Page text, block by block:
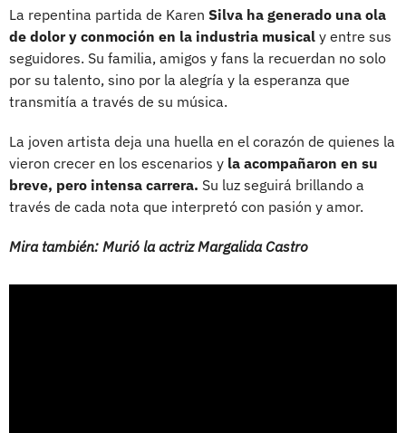
La repentina partida de Karen Silva ha generado una ola
de dolor y conmoción en la industria musical y entre sus
seguidores. Su familia, amigos y fans la recuerdan no solo
por su talento, sino por la alegría y la esperanza que
transmitía a través de su música.
La joven artista deja una huella en el corazón de quienes la
vieron crecer en los escenarios y la acompañaron en su
breve, pero intensa carrera. Su luz seguirá brillando a
través de cada nota que interpretó con pasión y amor.
Mira también: Murió la actriz Margalida Castro